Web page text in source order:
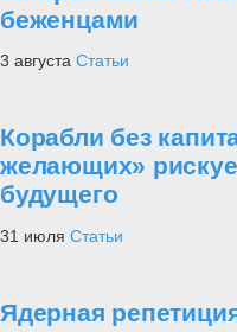
беженцами
3 августа Статьи
Корабли без
желающих»
будущего
31 июля Статьи
Ядерная